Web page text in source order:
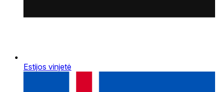
Estijos vinjetė